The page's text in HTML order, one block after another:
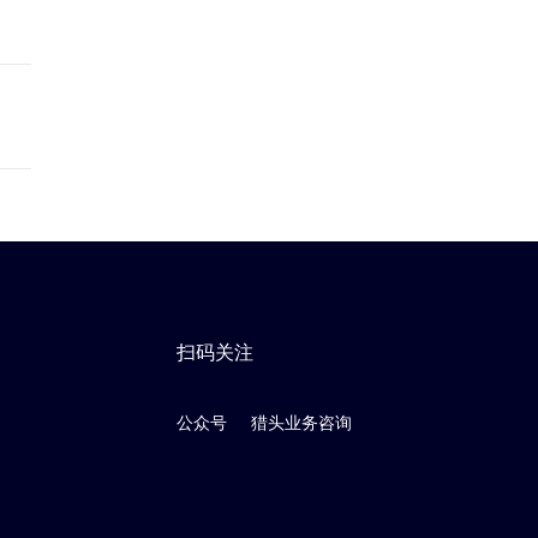
扫码关注
公众号 猎头业务咨询